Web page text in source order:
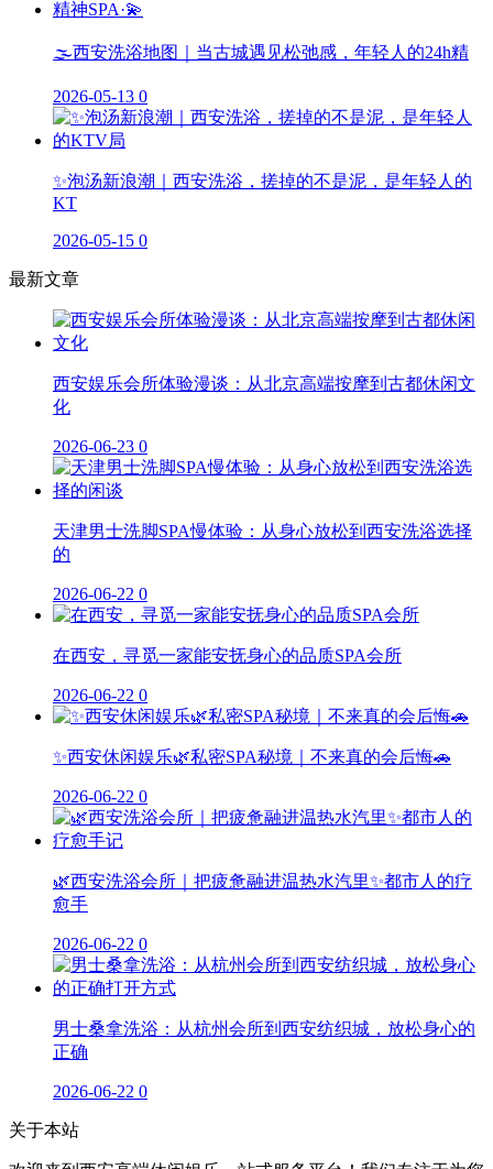
🌫️西安洗浴地图｜当古城遇见松弛感，年轻人的24h精
2026-05-13 0
✨泡汤新浪潮｜西安洗浴，搓掉的不是泥，是年轻人的
KT
2026-05-15 0
最新文章
西安娱乐会所体验漫谈：从北京高端按摩到古都休闲文
化
2026-06-23 0
天津男士洗脚SPA慢体验：从身心放松到西安洗浴选择
的
2026-06-22 0
在西安，寻觅一家能安抚身心的品质SPA会所
2026-06-22 0
✨西安休闲娱乐🌿私密SPA秘境｜不来真的会后悔🚗
2026-06-22 0
🌿西安洗浴会所｜把疲惫融进温热水汽里✨都市人的疗
愈手
2026-06-22 0
男士桑拿洗浴：从杭州会所到西安纺织城，放松身心的
正确
2026-06-22 0
关于本站